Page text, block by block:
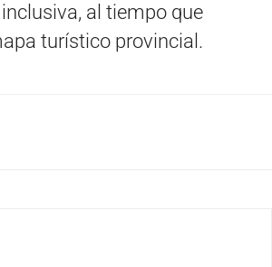
al tiempo que
turístico provincial.